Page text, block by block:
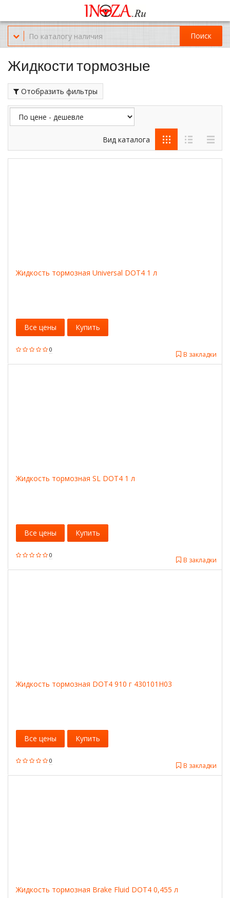
Офис обслуживания г.Краснодар (KRD) Куликова Поля 2 (магазин
Нож-мясо)
8-(967)-300-69-11
Поиск
Жидкости тормозные
Отобразить фильтры
Вид каталога
Жидкость тормозная Universal DOT4 1 л
0
В закладки
Все цены Купить
Жидкость тормозная SL DOT4 1 л
0
В закладки
Все цены Купить
Жидкость тормозная DOT4 910 г 430101H03
0
В закладки
Все цены Купить
Жидкость тормозная Brake Fluid DOT4 0,455 л